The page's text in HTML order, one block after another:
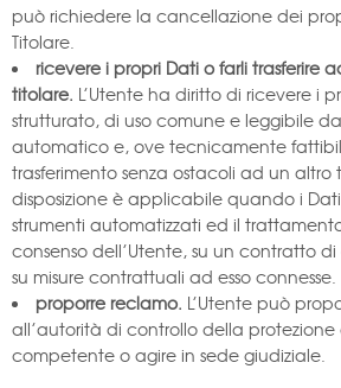
può richiedere la cancellazione dei
Titolare.
ricevere i propri Dati o farli trasferire
titolare. L’Utente ha diritto di ricevere i
strutturato, di uso comune e leggibile
automatico e, ove tecnicamente
trasferimento senza ostacoli ad un altro
disposizione è applicabile quando i
strumenti automatizzati ed il
consenso dell’Utente, su un contratto
su misure contrattuali ad esso connesse.
proporre reclamo. L’Utente può
all’autorità di controllo della
competente o agire in sede giudiziale.